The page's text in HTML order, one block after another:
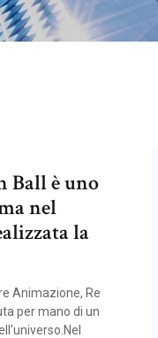
Ball è uno
nel
la
Animazione, Re
per mano di un